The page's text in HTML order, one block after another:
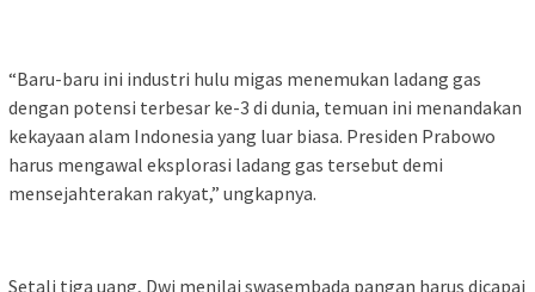
“Baru-baru ini industri hulu migas menemukan ladang gas
dengan potensi terbesar ke-3 di dunia, temuan ini menandakan
kekayaan alam Indonesia yang luar biasa. Presiden Prabowo
harus mengawal eksplorasi ladang gas tersebut demi
mensejahterakan rakyat,” ungkapnya.
Setali tiga uang, Dwi menilai swasembada pangan harus dicapai